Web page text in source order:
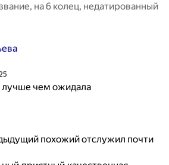
на 6 колец, недатированный
чем ожидала
похожий отслужил почти